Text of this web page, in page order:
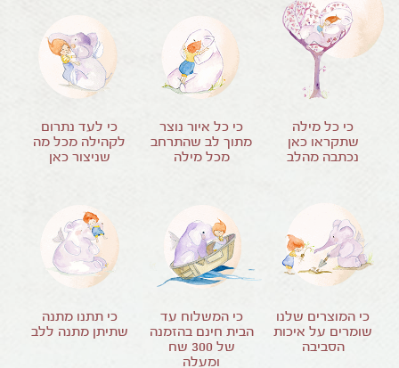
כי כל מילה
שתקראו כאן
נכתבה מהלב
כי כל איור נוצר
מתוך לב שהתרחב
מכל מילה
כי לעד נתרום
לקהילה מכל מה
שניצור כאן
כי המוצרים שלנו
שומרים על איכות
הסביבה
כי המשלוח עד
הבית חינם בהזמנה
של 300 שח
ומעלה
כי תתנו מתנה
שתיתן מתנה ללב